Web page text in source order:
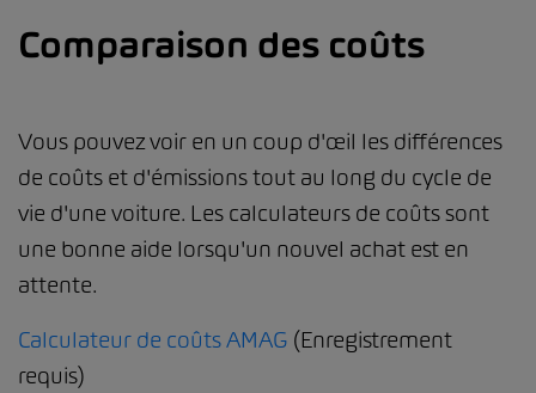
Comparaison des coûts
Vous pouvez voir en un coup d'œil les différences
de coûts et d'émissions tout au long du cycle de
vie d'une voiture. Les calculateurs de coûts sont
une bonne aide lorsqu'un nouvel achat est en
attente.
Calculateur de coûts AMAG (Enregistrement
requis)